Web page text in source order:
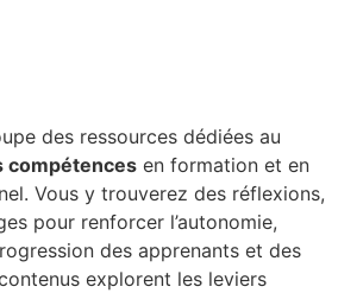
des ressources dédiées au
compétences en formation et en
Vous y trouverez des réflexions,
pour renforcer l’autonomie,
des apprenants et des
explorent les leviers